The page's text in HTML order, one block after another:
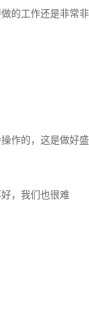
的工作还是非常
作的，这是做好
，我们也很难